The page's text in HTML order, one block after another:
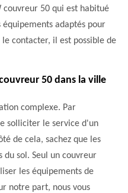
couvreur 50 qui est habitué
adaptés pour
contacter, il est possible de
50 dans la ville
complexe. Par
solliciter le service d'un
de cela, sachez que les
sol. Seul un couvreur
les équipements de
notre part, nous vous